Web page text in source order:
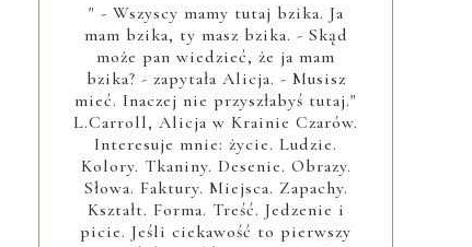
" - Wszyscy mamy tutaj bzika. Ja
mam bzika, ty masz bzika. - Skąd
może pan wiedzieć, że ja mam
bzika? - zapytała Alicja. - Musisz
mieć. Inaczej nie przyszłabyś tutaj."
L.Carroll, Alicja w Krainie Czarów.
Interesuje mnie: życie. Ludzie.
Kolory. Tkaniny. Desenie. Obrazy.
Słowa. Faktury. Miejsca. Zapachy.
Kształt. Forma. Treść. Jedzenie i
picie. Jeśli ciekawość to pierwszy